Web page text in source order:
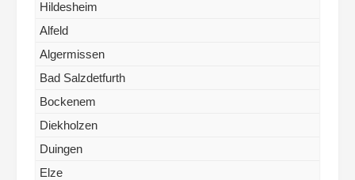
Hildesheim
Alfeld
Algermissen
Bad Salzdetfurth
Bockenem
Diekholzen
Duingen
Elze